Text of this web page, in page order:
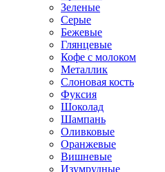
Зеленые
Серые
Бежевые
Глянцевые
Кофе с молоком
Металлик
Слоновая кость
Фуксия
Шоколад
Шампань
Оливковые
Оранжевые
Вишневые
Изумрудные